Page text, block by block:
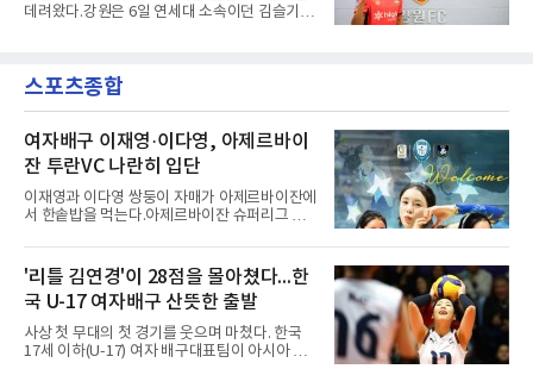
스페인으로 건너가려던 그는 병역 특례 행정 절
짧게 호흡을 맞춰 경기에 나선다.역할도 관심사
다. 유려한 탈압박과
데려왔다.강원은 6일 연세대 소속이던 김슬기
리그와 추계전국고등대회 우승에 기여했고, 올
해 연세대 진학 후에는 춘계한산대첩기대학대회
표팀 훈련에도 소집됐다.김슬기는 입단하게 돼
기쁘고 영광이라며 프로 무대에서도 성장해 팀
에 꼭 필요한 선수가 되겠다고 각오를 밝혔다.
스포츠종합
여자배구 이재영·이다영, 아제르바이
잔 투란VC 나란히 입단
이재영과 이다영 쌍둥이 자매가 아제르바이잔에
서 한솥밥을 먹는다.아제르바이잔 슈퍼리그 투
일 이다영과도 계약했다고 발표했다. 구단은 이
다영이 2026-2027시즌 투란 소속으로 활약할
예정이라고 전했다.두 선수가 국내를 떠난 것은
2021년이다. V리그 흥국생명 소속이던 당시 중
학교 시절 학교 폭력을 행사했다는 폭로가 나오
면서 한국 배구계를 등졌다.이재영의 해외 여정
은 순탄치 않았다. 2021년 말 그리스 PAOK 테
'리틀 김연경'이 28점을 몰아쳤다...한
국 U-17 여자배구 산뜻한 출발
사상 첫 무대의 첫 경기를 웃으며 마쳤다. 한국
17세 이하(U-17) 여자 배구대표팀이 아시아 챔